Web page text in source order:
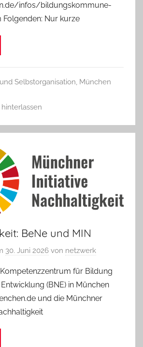
infos/bildungskommune-
Folgenden: Nur kurze
Selbstorganisation, München
BeNe und MIN
30. Juni 2026 von netzwerk
für Bildung
(BNE) in München
und die Münchner